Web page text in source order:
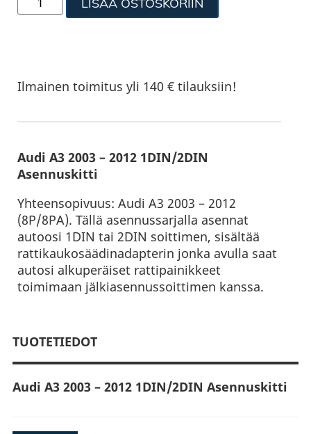
Ilmainen toimitus yli 140 € tilauksiin!
Audi A3 2003 – 2012 1DIN/2DIN
Asennuskitti
Yhteensopivuus: Audi A3 2003 – 2012
(8P/8PA). Tällä asennussarjalla asennat
autoosi 1DIN tai 2DIN soittimen, sisältää
rattikaukosäädinadapterin jonka avulla saat
autosi alkuperäiset rattipainikkeet
toimimaan jälkiasennussoittimen kanssa.
TUOTETIEDOT
Audi A3 2003 – 2012 1DIN/2DIN Asennuskitti